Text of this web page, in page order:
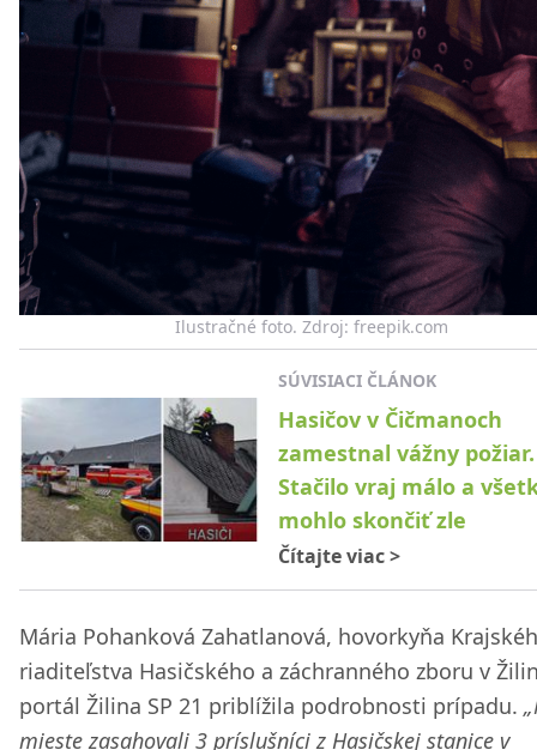
Ilustračné foto. Zdroj: freepik.com
SÚVISIACI ČLÁNOK
Hasičov v Čičmanoch
zamestnal vážny požiar.
Stačilo vraj málo a
mohlo skončiť zle
Čítajte viac>
Mária Pohanková Zahatlanová, hovorkyňa
riaditeľstva Hasičského a záchranného zboru v
portál Žilina SP 21 priblížila podrobnosti prípadu.
mieste zasahovali 3 príslušníci z Hasičskej stanice v